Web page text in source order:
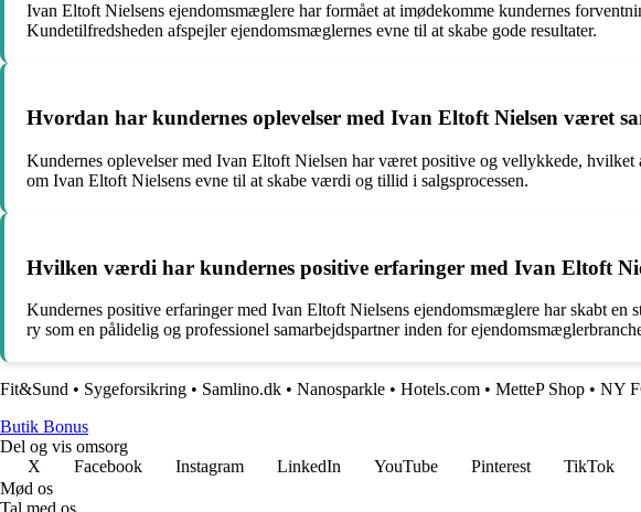
Ivan Eltoft Nielsens ejendomsmæglere har formået at imødekomme kundernes
Kundetilfredsheden afspejler ejendomsmæglernes evne til at skabe gode resultater.
Hvordan har kundernes oplevelser med Ivan Eltoft Nielsen været
Kundernes oplevelser med Ivan Eltoft Nielsen har været positive og vellykkede,
om Ivan Eltoft Nielsens evne til at skabe værdi og tillid i salgsprocessen.
Hvilken værdi har kundernes positive erfaringer med Ivan Eltoft
Kundernes positive erfaringer med Ivan Eltoft Nielsens ejendomsmæglere har skabt
ry som en pålidelig og professionel samarbejdspartner inden for
Fit&Sund • Sygeforsikring • Samlino.dk • Nanosparkle • Hotels.com • MetteP Shop • NY
Butik Bonus
Del og vis omsorg
X
Facebook Instagram LinkedIn YouTube Pinterest TikTok
Mød os